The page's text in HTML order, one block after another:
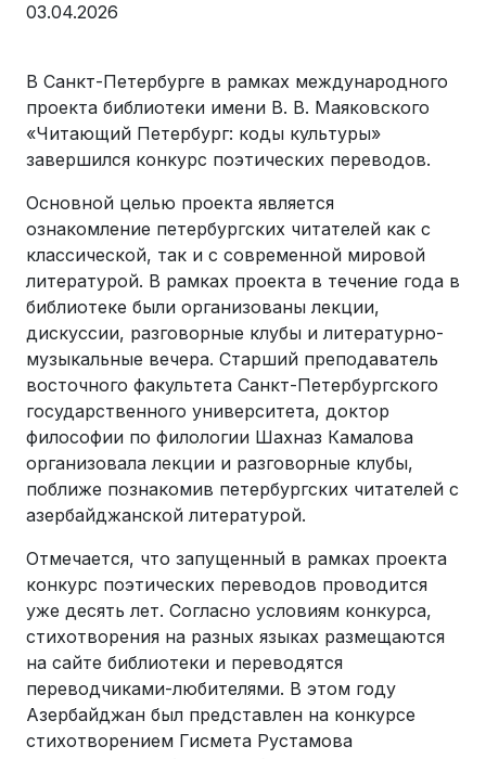
03.04.2026
В Санкт-Петербурге в рамках международного
проекта библиотеки имени В. В. Маяковского
«Читающий Петербург: коды культуры»
завершился конкурс поэтических переводов.
Основной целью проекта является
ознакомление петербургских читателей как с
классической, так и с современной мировой
литературой. В рамках проекта в течение года в
библиотеке были организованы лекции,
дискуссии, разговорные клубы и литературно-
музыкальные вечера. Старший преподаватель
восточного факультета Санкт-Петербургского
государственного университета, доктор
философии по филологии Шахназ Камалова
организовала лекции и разговорные клубы,
поближе познакомив петербургских читателей с
азербайджанской литературой.
Отмечается, что запущенный в рамках проекта
конкурс поэтических переводов проводится
уже десять лет. Согласно условиям конкурса,
стихотворения на разных языках размещаются
на сайте библиотеки и переводятся
переводчиками-любителями. В этом году
Азербайджан был представлен на конкурсе
стихотворением Гисмета Рустамова